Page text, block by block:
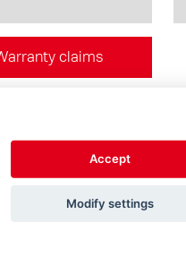
claims
Accept
Modify settings